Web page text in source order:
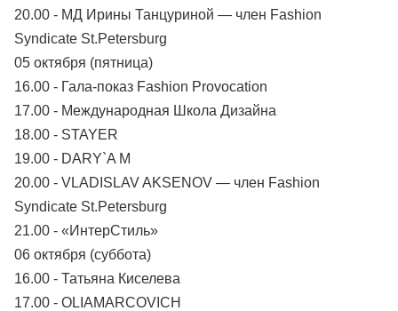
20.00 - МД Ирины Танцуриной — член Fashion
Syndicate St.Petersburg
05 октября (пятница)
16.00 - Гала-показ Fashion Provocation
17.00 - Международная Школа Дизайна
18.00 - STAYER
19.00 - DARY`A M
20.00 - VLADISLAV AKSENOV — член Fashion
Syndicate St.Petersburg
21.00 - «ИнтерСтиль»
06 октября (суббота)
16.00 - Татьяна Киселева
17.00 - OLIAMARCOVICH